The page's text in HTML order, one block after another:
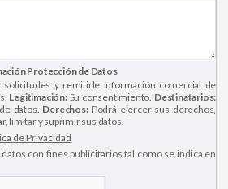
Protección de Datos
solicitudes y remitirle información comercial de
Legitimación:Su consentimiento. Destinatarios:
datos. Derechos:Podrá ejercer sus derechos,
limitar y suprimir sus datos.
de Privacidad
con fines publicitarios tal como se indica en